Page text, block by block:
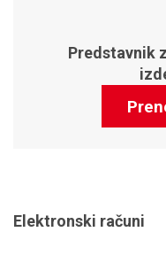
Predstavnik
Elektronski računi